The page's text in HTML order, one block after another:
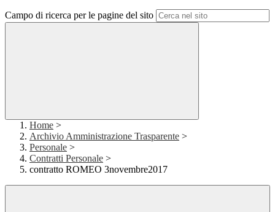
Campo di ricerca per le pagine del sito
Home >
Archivio Amministrazione Trasparente >
Personale >
Contratti Personale >
contratto ROMEO 3novembre2017